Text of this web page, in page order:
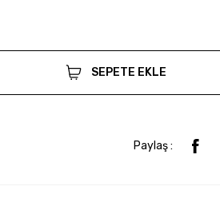
SEPETE EKLE
Paylaş :